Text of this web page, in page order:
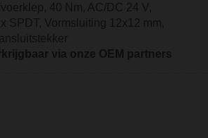
40 Nm, AC/DC 24 V,
SPDT, Vormsluiting 12x12 mm,
via onze OEM partners